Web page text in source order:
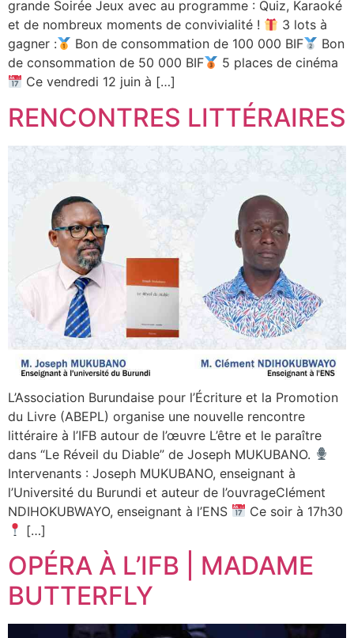
grande Soirée Jeux avec au programme : Quiz, Karaoké
et de nombreux moments de convivialité !
3 lots à
gagner :
Bon de consommation de 100 000 BIF
Bon
de consommation de 50 000 BIF
5 places de cinéma
Ce vendredi 12 juin à […]
RENCONTRES LITTÉRAIRES
L’Association Burundaise pour l’Écriture et la Promotion
du Livre (ABEPL) organise une nouvelle rencontre
littéraire à l’IFB autour de l’œuvre L’être et le paraître
dans “Le Réveil du Diable” de Joseph MUKUBANO.
Intervenants : Joseph MUKUBANO, enseignant à
l’Université du Burundi et auteur de l’ouvrageClément
NDIHOKUBWAYO, enseignant à l’ENS
Ce soir à 17h30
[…]
OPÉRA À L’IFB | MADAME
BUTTERFLY